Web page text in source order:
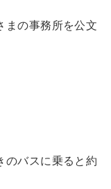
まの事務所を公文
のバスに乗ると約